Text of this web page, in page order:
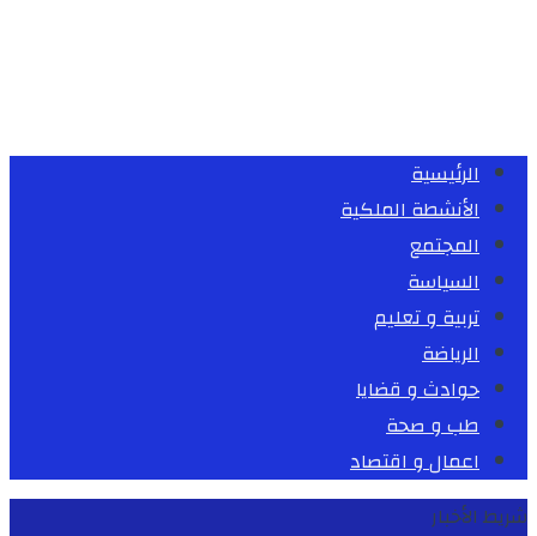
الرئيسية
الأنشطة الملكية
المجتمع
السياسة
تربية و تعليم
الرياضة
حوادث و قضايا
طب و صحة
اعمال و اقتصاد
شريط الأخبار